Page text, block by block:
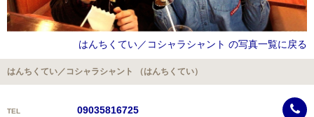
はんちくてい／コシャラシャント の写真一覧に戻る
はんちくてい／コシャラシャント （はんちくてい）
TEL 09035816725